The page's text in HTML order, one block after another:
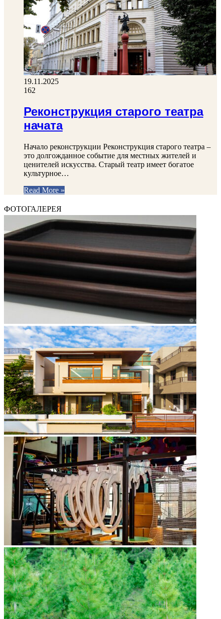
19.11.2025
162
Реконструкция старого театра
начата
Начало реконструкции Реконструкция старого театра –
это долгожданное событие для местных жителей и
ценителей искусства. Старый театр имеет богатое
культурное…
Read More »
ФОТОГАЛЕРЕЯ